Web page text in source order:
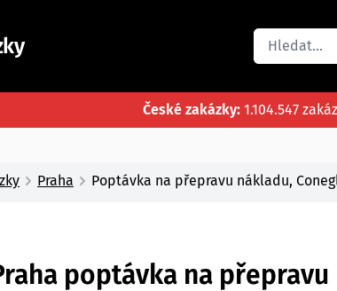
České zakázky: 1.104.547
Praha Poptávka na přepravu nákladu,
poptávka na